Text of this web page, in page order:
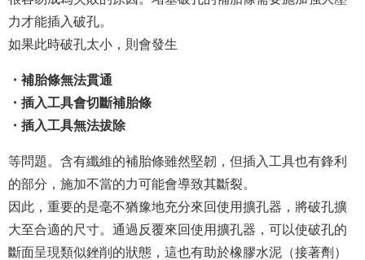
力才能插入破孔。
如果此時破孔太小，則會發生
・補胎條無法貫通
・插入工具會切斷補胎條
・插入工具無法拔除
等問題。含有纖維的補胎條雖然堅韌，但插入工具也有鋒利
的部分，施加不當的力可能會導致其斷裂。
因此，重要的是毫不猶豫地充分來回使用擴孔器，將破孔擴
大至合適的尺寸。通過反覆來回使用擴孔器，可以使破孔的
斷面呈現類似銼削的狀態，這也有助於橡膠水泥（接著劑）